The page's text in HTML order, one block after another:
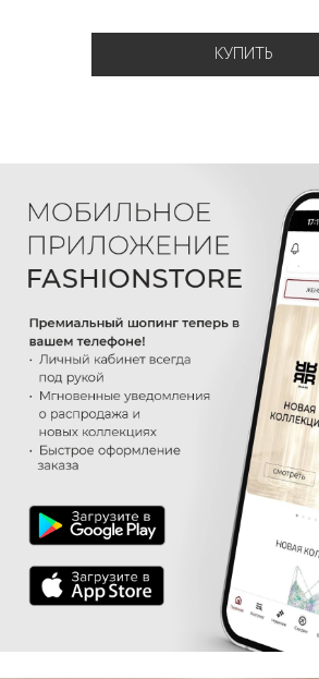
КУПИТЬ